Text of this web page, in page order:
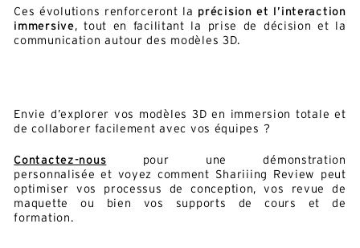
Ces évolutions renforceront la précision et l’interaction
immersive, tout en facilitant la prise de décision et la
communication autour des modèles 3D.
Envie d’explorer vos modèles 3D en immersion totale et
de collaborer facilement avec vos équipes ?
Contactez-nous pour une démonstration
personnalisée et voyez comment Shariiing Review peut
optimiser vos processus de conception, vos revue de
maquette ou bien vos supports de cours et de
formation.